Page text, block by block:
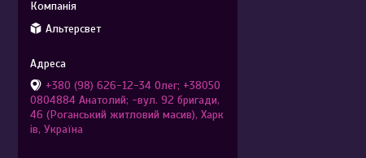
Альтерсвет
+380 (98) 626-12-34 Олег; +38050
0804884 Анатолий; -вул. 92 бригади,
46 (Роганський житловий масив), Харк
ів, Україна